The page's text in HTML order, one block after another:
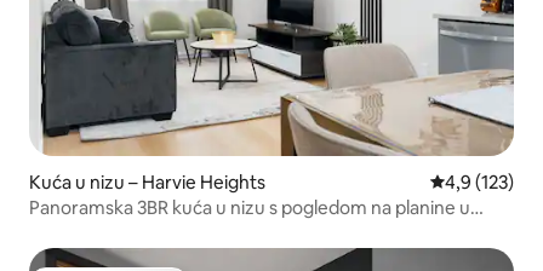
Kuća u nizu – Harvie Heights Prosječna
4,9 (123)
Panoramska 3BR kuća u nizu s pogledom na planine u